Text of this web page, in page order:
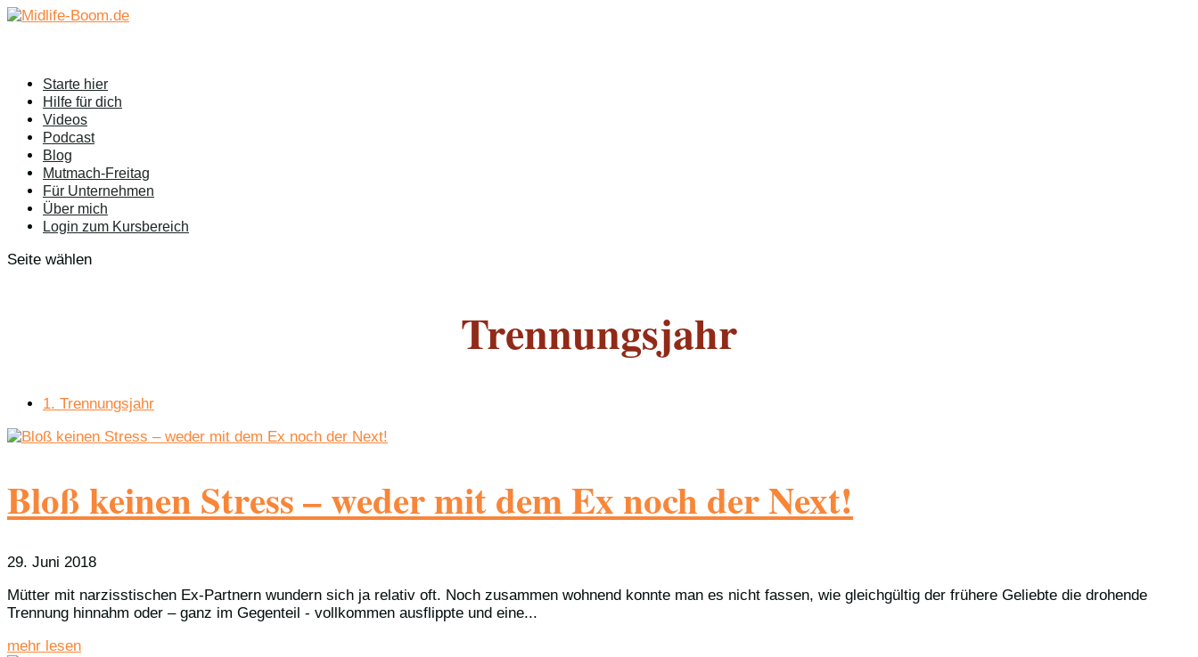
Starte hier
Hilfe für dich
Videos
Podcast
Blog
Mutmach-Freitag
Für Unternehmen
Über mich
Login zum Kursbereich
Seite wählen
Trennungsjahr
1. Trennungsjahr
Bloß keinen Stress – weder mit dem Ex noch der Next!
29. Juni 2018
Mütter mit narzisstischen Ex-Partnern wundern sich ja relativ oft. Noch zusammen wohnend konnte man es nicht fassen, wie gleichgültig der frühere Geliebte die drohende
Trennung hinnahm oder – ganz im Gegenteil - vollkommen ausflippte und eine...
mehr lesen